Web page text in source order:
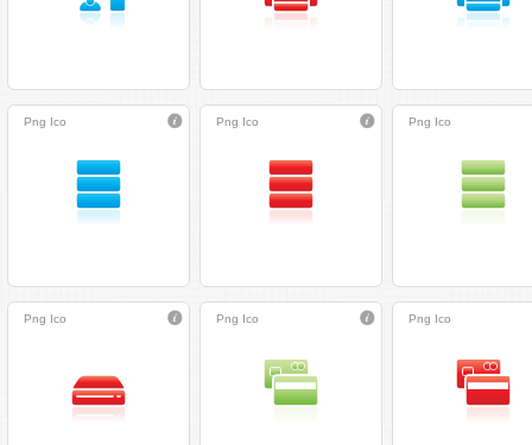
Png Ico Png Ico Png Ico
Png Ico Png Ico Png Ico